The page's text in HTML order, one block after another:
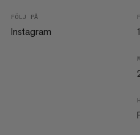
FÖLJ PÅ
Instagram